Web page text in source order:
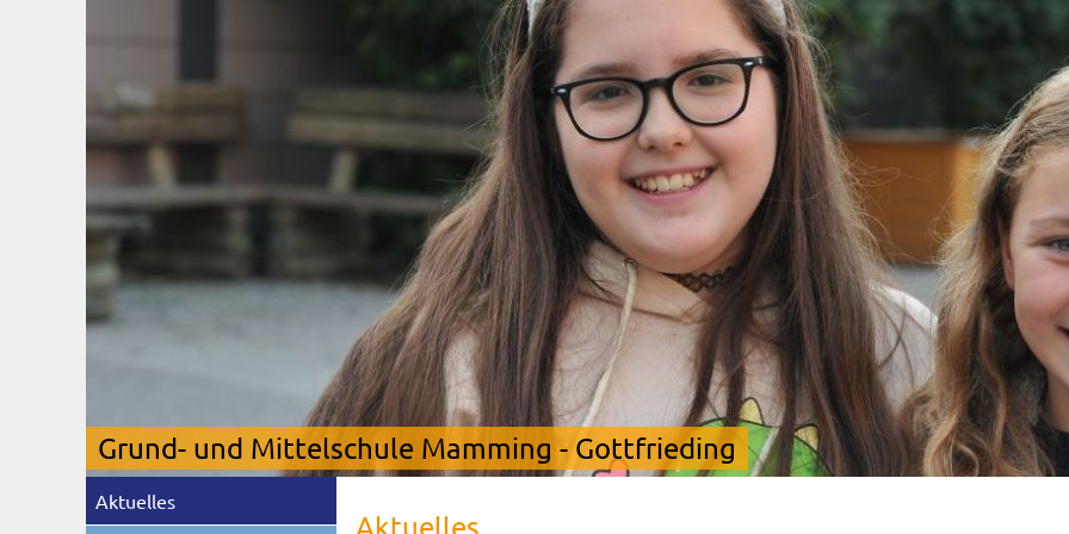
Grund- und Mittelschule Mamming - Gottfrieding
Aktuelles
Navigation
überspringen
Aktuelles